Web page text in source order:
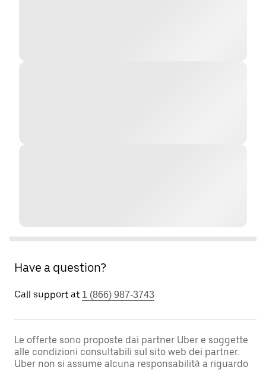
Have a question?
Call support at 1 (866) 987-3743
Le offerte sono proposte dai partner Uber e soggette
alle condizioni consultabili sul sito web dei partner.
Uber non si assume alcuna responsabilità a riguardo